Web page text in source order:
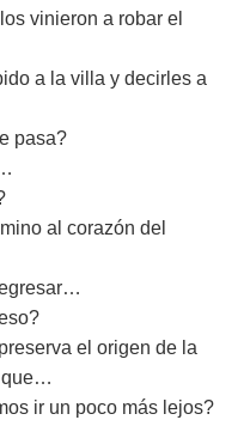
vinieron a robar el
a la villa y decirles a
pasa?
al corazón del
el origen de la
que…
ir un poco más lejos?